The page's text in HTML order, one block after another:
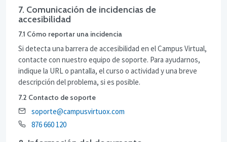
7. Comunicación de incidencias de
accesibilidad
7.1 Cómo reportar una incidencia
Si detecta una barrera de accesibilidad en el Campus Virtual,
contacte con nuestro equipo de soporte. Para ayudarnos,
indique la URL o pantalla, el curso o actividad y una breve
descripción del problema, si es posible.
7.2 Contacto de soporte
soporte@campusvirtuox.com
876 660 120